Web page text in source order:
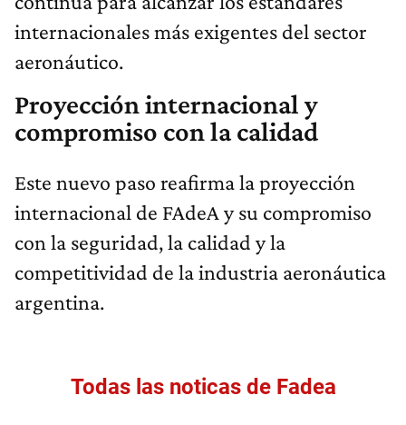
internacionales más exigentes del sector
aeronáutico.
Proyección internacional y
compromiso con la calidad
Este nuevo paso reafirma la proyección
internacional de FAdeA y su compromiso
con la seguridad, la calidad y la
competitividad de la industria aeronáutica
argentina.
Todas las noticas de Fadea